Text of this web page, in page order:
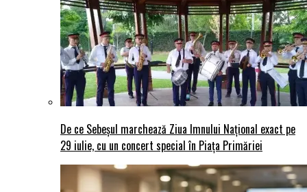
De ce Sebeșul marchează Ziua Imnului Național exact pe
29 iulie, cu un concert special în Piața Primăriei